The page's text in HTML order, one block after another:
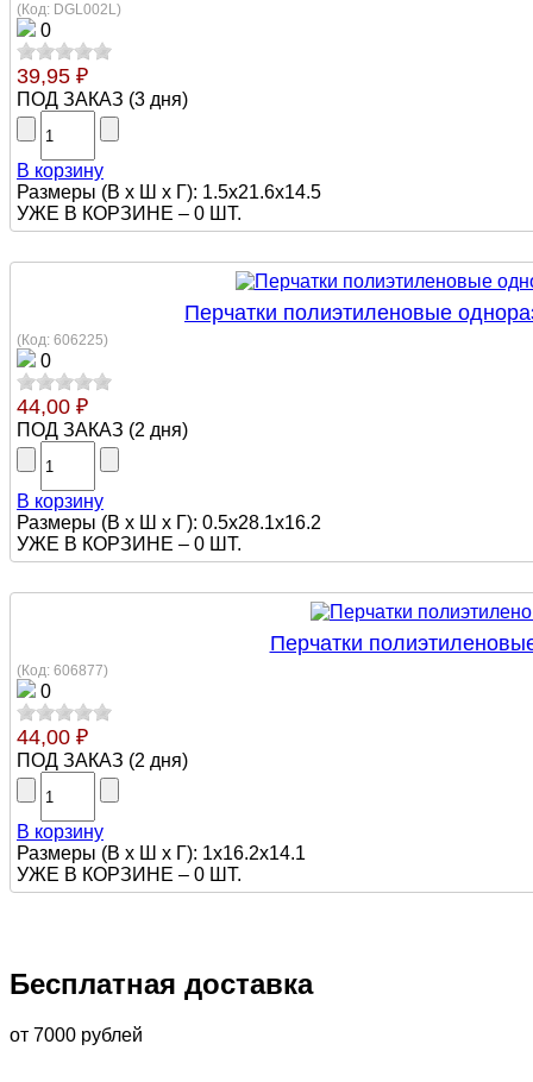
(Код: DGL002L)
0
39,95 ₽
ПОД ЗАКАЗ (3 дня)
В корзину
Размеры (В х Ш х Г): 1.5x21.6x14.5
УЖЕ В КОРЗИНЕ – 0 ШТ.
Перчатки полиэтиленовые
(Код: 606225)
0
44,00 ₽
ПОД ЗАКАЗ (2 дня)
В корзину
Размеры (В х Ш х Г): 0.5x28.1x16.2
УЖЕ В КОРЗИНЕ – 0 ШТ.
Перчатки
(Код: 606877)
0
44,00 ₽
ПОД ЗАКАЗ (2 дня)
В корзину
Размеры (В х Ш х Г): 1x16.2x14.1
УЖЕ В КОРЗИНЕ – 0 ШТ.
Бесплатная доставка
от 7000 рублей